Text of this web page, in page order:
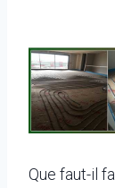
Que faut-il